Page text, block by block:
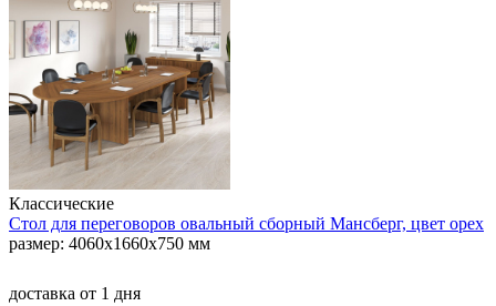
Классические
Стол для переговоров овальный сборный Мансберг, цвет орех
размер: 4060x1660x750 мм
доставка от 1 дня